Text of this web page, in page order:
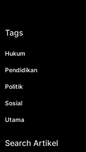
Tags
Hukum
Pendidikan
Politik
Sosial
Utama
Search Artikel